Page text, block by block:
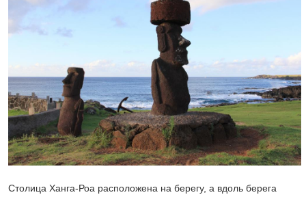
Столица Ханга-Роа расположена на берегу, а вдоль берега